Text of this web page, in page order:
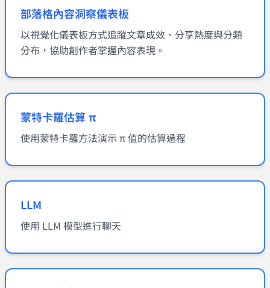
部落格內容洞察儀表板
以視覺化儀表板方式追蹤文章成效、分享熱度與分類
分布，協助創作者掌握內容表現。
蒙特卡羅估算 π
使用蒙特卡羅方法演示 π 值的估算過程
LLM
使用 LLM 模型進行聊天